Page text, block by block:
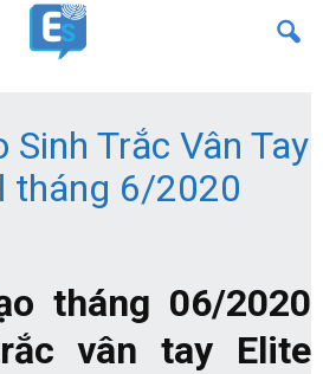
Trắc Vân Tay
tháng 6/2020
tháng 06/2020
vân tay Elite